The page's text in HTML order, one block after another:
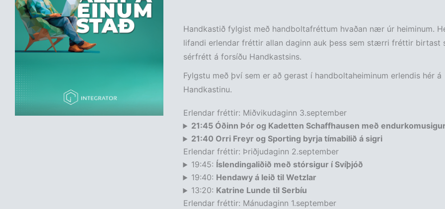
Handkastið fylgist með handboltafréttum hvaðan nær úr heiminum.
lifandi erlendar fréttir allan daginn auk þess sem stærri fréttir birtast
sérfrétt á forsíðu Handkastsins.
Fylgstu með því sem er að gerast í handboltaheiminum erlendis hér á
Handkastinu.
Erlendar fréttir: Miðvikudaginn 3.september
21:45 Óðinn Þór og Kadetten Schaffhausen með
21:40 Orri Freyr og Sporting byrja tímabilið á sigri
Erlendar fréttir: Þriðjudaginn 2.september
19:45: Íslendingaliðið með stórsigur í Svíþjóð
19:40: Hendawy á leið til Wetzlar
13:20: Katrine Lunde til Serbíu
Erlendar fréttir: Mánudaginn 1.september